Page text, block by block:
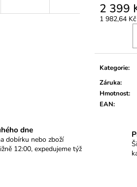
2 399
1 982,64
Kategorie:
Záruka:
Hmotnost:
EAN:
dne
dobírku nebo zboží
12:00, expedujeme týž